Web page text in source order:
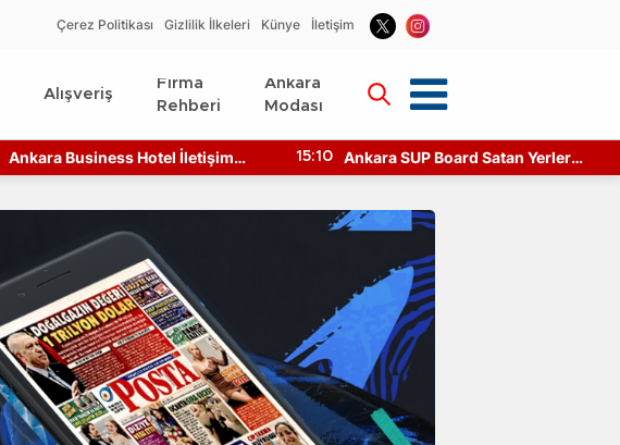
Çerez Politikası Gizlilik İlkeleri Künye İletişim
Alışveriş
Firma
Rehberi
Ankara
Modası
Ankara Business Hotel İletişim
Bilgileri Nedir? Nasıl Ulaşılır?
15:10
Ankara SUP Board Satan Yerler
Nerede? Kano Fiyatları!